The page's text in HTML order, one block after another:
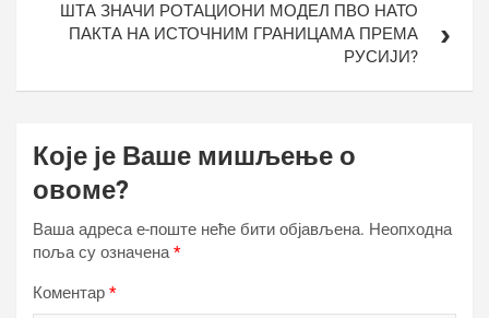
ШТА ЗНАЧИ РОТАЦИОНИ МОДЕЛ ПВО НАТО
ПАКТА НА ИСТОЧНИМ ГРАНИЦАМА ПРЕМА
РУСИЈИ?
Које је Ваше мишљење о
овоме?
Ваша адреса е-поште неће бити објављена. Неопходна
поља су означена*
Коментар *